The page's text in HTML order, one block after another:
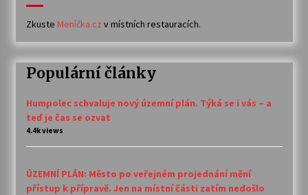
Zkuste Meníčka.cz v místních restauracích.
Populární články
Humpolec schvaluje nový územní plán. Týká se i vás – a
teď je čas se ozvat
4.4k views
ÚZEMNÍ PLÁN: Město po veřejném projednání mění
přístup k přípravě. Jen na místní části zatím nedošlo